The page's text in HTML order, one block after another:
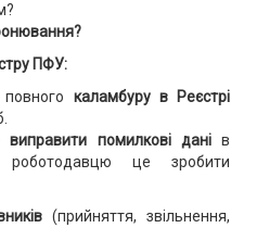
ПФУ:
повного каламбуру в Реєстрі
помилкові данів
це зробити
(прийняття, звільнення,